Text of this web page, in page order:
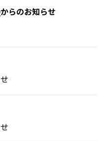
らのお知らせ